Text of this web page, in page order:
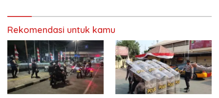
Rekomendasi untuk kamu